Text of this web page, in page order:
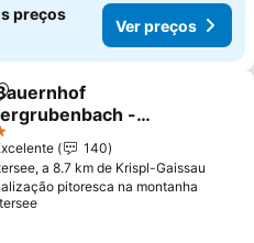
preços
Ver preços
aos favoritos
-
Oberascher
140
a 8.7 km de Krispl-Gaissau
pitoresca na montanha